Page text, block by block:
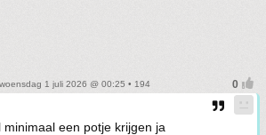
1 juli 2026 @ 00:25 • 194
minimaal een potje krijgen ja